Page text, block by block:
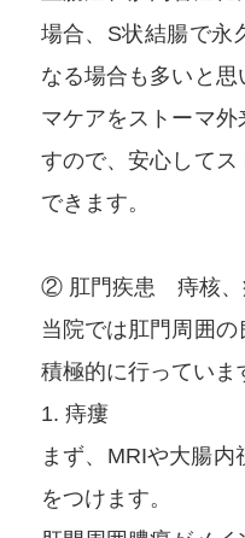
場合、S状結腸で永
なる場合も多いと
マケアをストーマ外
すので、安心して
できます。
② 肛門疾患 痔核、
当院では肛門周囲
積極的に行っていま
1. 痔瘻
まず、MRIや大腸
をつけます。